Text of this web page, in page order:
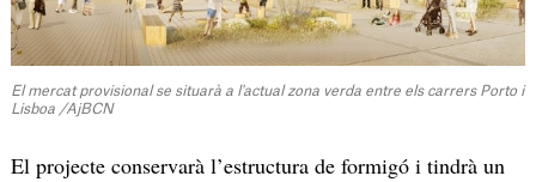
El mercat provisional se situarà a l'actual zona verda entre els carrers Porto i
Lisboa /AjBCN
El projecte conservarà l’estructura de formigó i tindrà un